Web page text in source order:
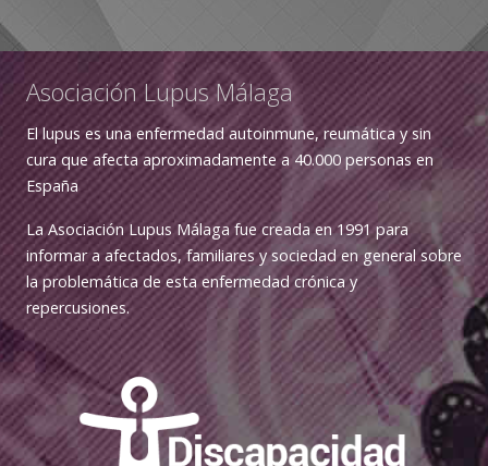
Asociación Lupus Málaga
El lupus es una enfermedad autoinmune, reumática y sin
cura que afecta aproximadamente a 40.000 personas en
España
La Asociación Lupus Málaga fue creada en 1991 para
informar a afectados, familiares y sociedad en general sobre
la problemática de esta enfermedad crónica y
repercusiones.